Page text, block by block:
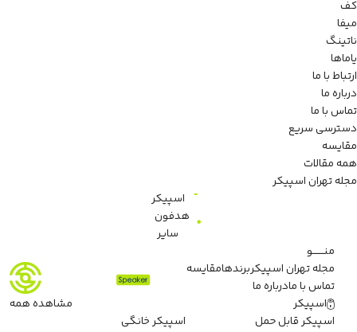
کف
میفا
ناتینگ
یاماها
ارتباط با ما
درباره ما
تماس با ما
دسترسی سریع
مقایسه
همه مقالات
مجله تهران اسپیکر
اسپیکر
هدفون
سایر
منـــــــو
مجله تهران اسپیکربرندهامقایسه
تماس با مادرباره ما
اسپیکر
مشاهده همه
اسپیکر قابل حمل
اسپیکر خانگی